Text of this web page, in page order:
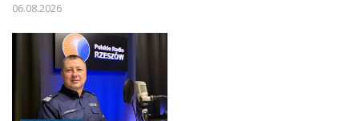
06.08.2026